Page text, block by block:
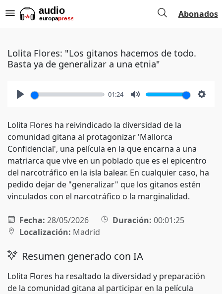
Abonados
Lolita Flores: "Los gitanos hacemos de todo.
Basta ya de generalizar a una etnia"
01:24
Lolita Flores ha reivindicado la diversidad de la
comunidad gitana al protagonizar 'Mallorca
Confidencial', una película en la que encarna a una
matriarca que vive en un poblado que es el epicentro
del narcotráfico en la isla balear. En cualquier caso, ha
pedido dejar de "generalizar" que los gitanos estén
vinculados con el narcotráfico o la marginalidad.
Fecha: 28/05/2026 Duración: 00:01:25
Localización: Madrid
Resumen generado con IA
Lolita Flores ha resaltado la diversidad y preparación
de la comunidad gitana al participar en la película